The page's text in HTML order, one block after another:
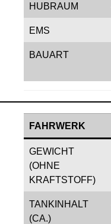
HUBRAUM
EMS
BAUART
FAHRWERK
GEWICHT
(OHNE
KRAFTSTOFF)
TANKINHALT
(CA.)